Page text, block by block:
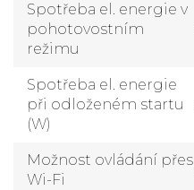
Spotřeba el. energie v
pohotovostním
režimu
Spotřeba el. energie
při odloženém startu
(W)
Možnost ovládání přes
Wi-Fi